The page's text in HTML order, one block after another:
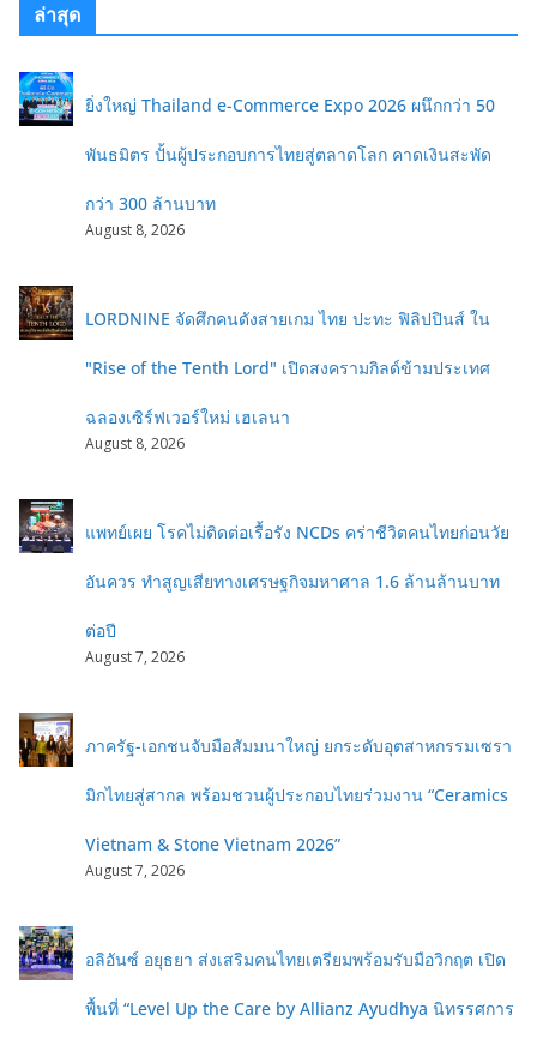
ล่าสุด
ยิ่งใหญ่ Thailand e-Commerce Expo 2026 ผนึกกว่า 50
พันธมิตร ปั้นผู้ประกอบการไทยสู่ตลาดโลก คาดเงินสะพัด
กว่า 300 ล้านบาท
August 8, 2026
LORDNINE จัดศึกคนดังสายเกม ไทย ปะทะ ฟิลิปปินส์ ใน
"Rise of the Tenth Lord" เปิดสงครามกิลด์ข้ามประเทศ
ฉลองเซิร์ฟเวอร์ใหม่ เฮเลนา
August 8, 2026
แพทย์เผย โรคไม่ติดต่อเรื้อรัง NCDs คร่าชีวิตคนไทยก่อนวัย
อันควร ทำสูญเสียทางเศรษฐกิจมหาศาล 1.6 ล้านล้านบาท
ต่อปี
August 7, 2026
ภาครัฐ-เอกชนจับมือสัมมนาใหญ่ ยกระดับอุตสาหกรรมเซรา
มิกไทยสู่สากล พร้อมชวนผู้ประกอบไทยร่วมงาน “Ceramics
Vietnam & Stone Vietnam 2026”
August 7, 2026
อลิอันซ์ อยุธยา ส่งเสริมคนไทยเตรียมพร้อมรับมือวิกฤต เปิด
พื้นที่ “Level Up the Care by Allianz Ayudhya นิทรรศการ